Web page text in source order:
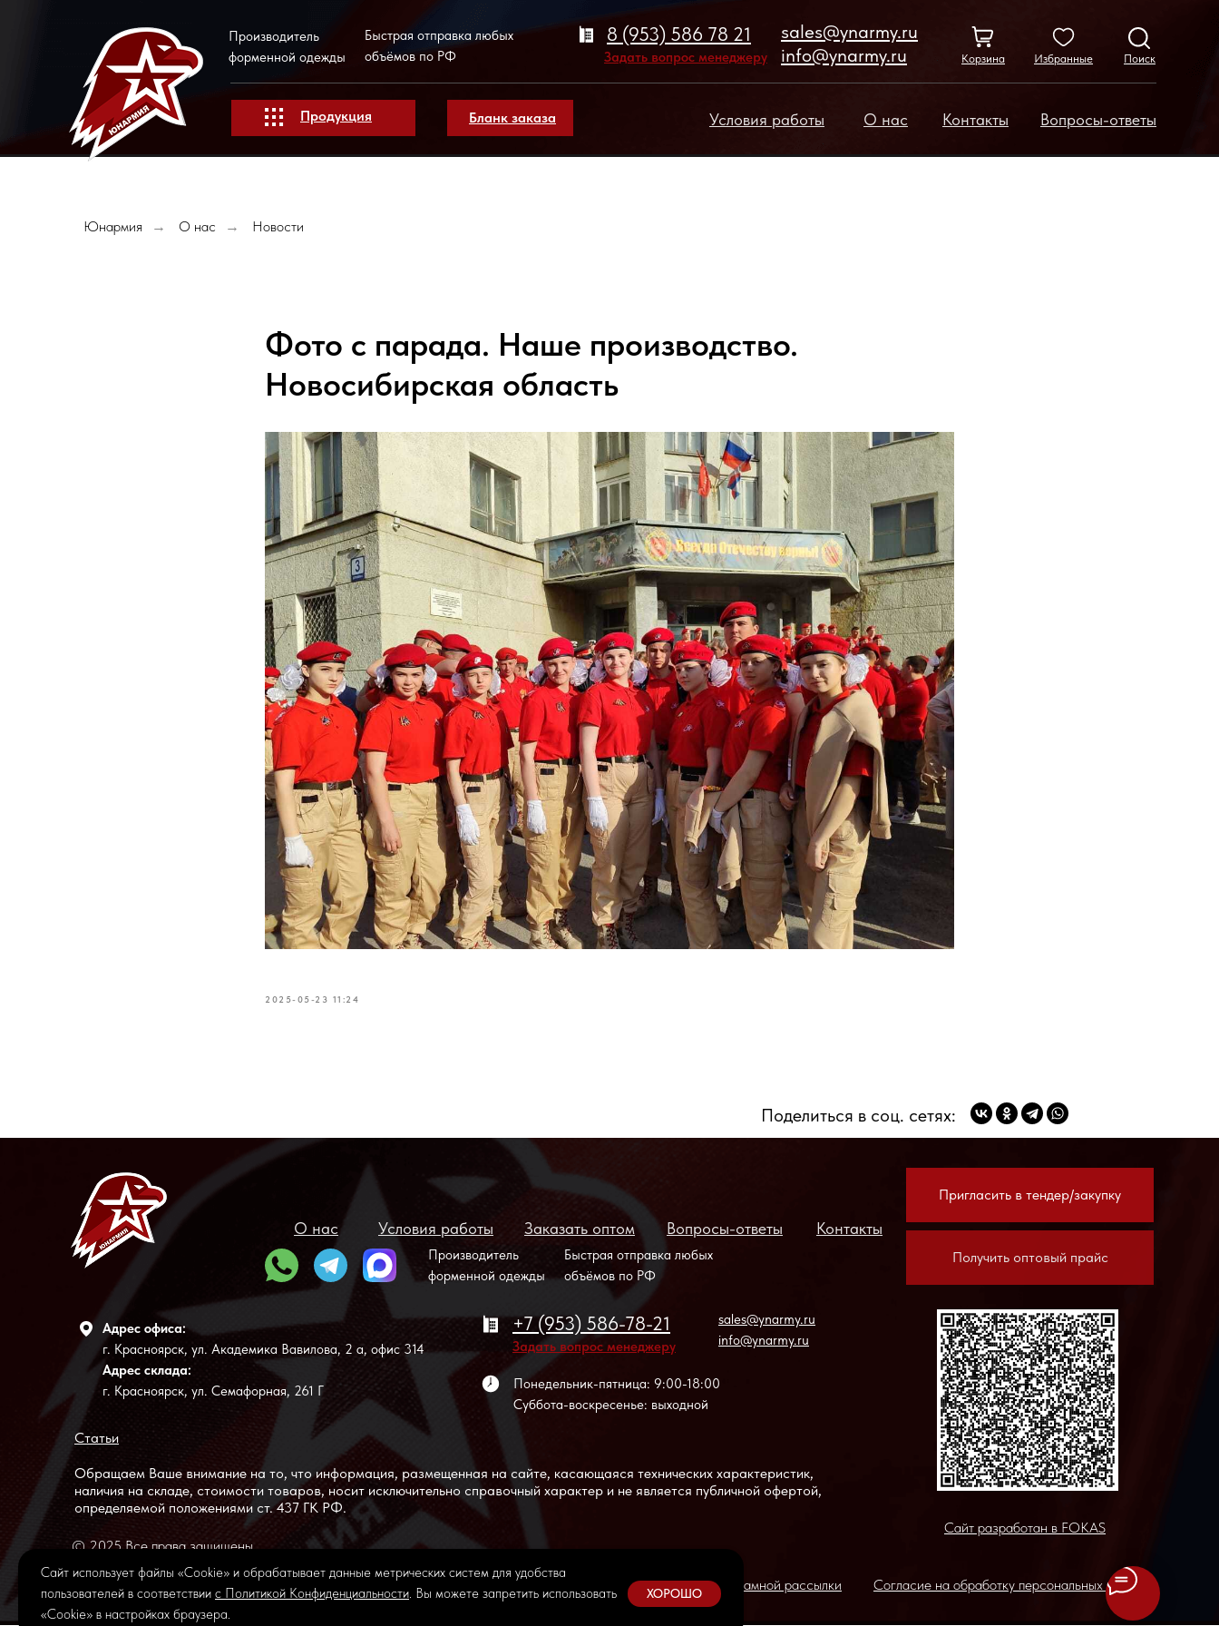
Бланк заказа
Продукция Вопросы-ответы
Контакты
О нас
Условия работы
Корзина Избранные Поиск
Задать вопрос менеджеру
8 (953) 586 78 21
sales@ynarmy.ru
info@ynarmy.ru
Быстрая отправка любых
объёмов по РФ
Производитель
форменной одежды
Юнармия → О нас → Новости
Фото с парада. Наше производство.
Новосибирская область
2025-05-23 11:24
Поделиться в соц. сетях:
Пригласить в тендер/закупку
+7 (953) 586-78-21
Адрес офиса:
г. Красноярск, ул. Академика Вавилова, 2 а, офис 314
Адрес склада:
г. Красноярск, ул. Семафорная, 261 Г
sales@ynarmy.ru
info@ynarmy.ru
Понедельник-пятница: 9:00-18:00
Суббота-воскресенье: выходной
Статьи
Обращаем Ваше внимание на то, что информация, размещенная на сайте, касающаяся технических характеристик,
наличия на складе, стоимости товаров, носит исключительно справочный характер и не является публичной офертой,
определяемой положениями ст. 437 ГК РФ.
Условия работы Заказать оптом
О нас Вопросы-ответы Контакты
© 2025 Все права защищены
Политика обработки персональных данных и информации Согласие на получение информационной и рекламной рассылки Согласие на обработку персональных данных
Сайт разработан в FOKAS
Задать вопрос менеджеру
Быстрая отправка любых
объёмов по РФ
Производитель
форменной одежды
Получить оптовый прайс
Сайт использует файлы «Сookie» и обрабатывает данные метрических систем для удобства
пользователей в соответствии с Политикой Конфиденциальности. Вы можете запретить использовать
«Сookie» в настройках браузера.
ХОРОШО